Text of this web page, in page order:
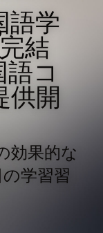
語学
結
語コ
供開
効果的な
学習習